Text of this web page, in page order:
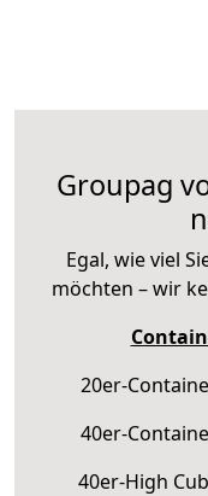
Groupag
Egal, wie viel
möchten – wir
20er-
40er-
40er-High